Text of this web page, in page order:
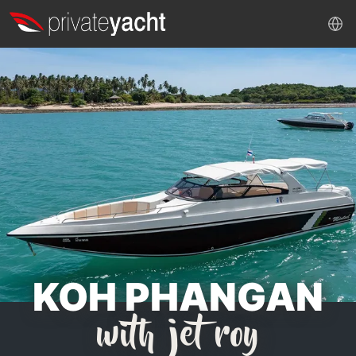
KOH PHANGAN
with jet roy